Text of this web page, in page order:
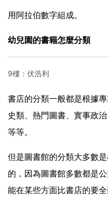
用阿拉伯數字組成。
幼兒園的書籍怎麼分類
9樓：伏浩利
書店的分類一般都是根據
史類、熱門圖書、實事政
等等。
但是圖書館的分類大多數
的，因為圖書館多數都是
能在某些方面比書店的要